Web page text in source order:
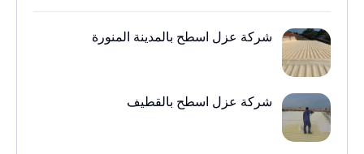
شركة عزل اسطح بالمدينة المنورة
شركة عزل اسطح بالقطيف